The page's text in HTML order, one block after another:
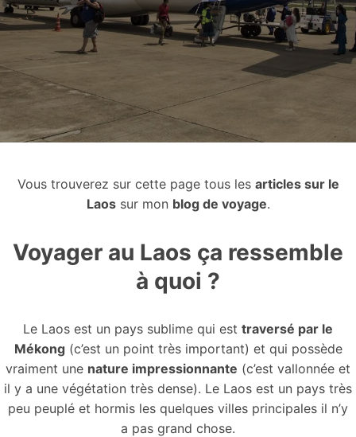
Vous trouverez sur cette page tous les articles sur le
Laossur mon blog de voyage.
Voyager au Laos ça ressemble
à quoi ?
Le Laos est un pays sublime qui est traversé par le
Mékong(c’est un point très important) et qui possède
vraiment une nature impressionnante (c’est vallonnée et
il y a une végétation très dense). Le Laos est un pays très
peu peuplé et hormis les quelques villes principales il n’y
a pas grand chose.